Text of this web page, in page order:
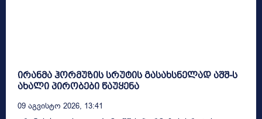
ირანმა ჰორმუზის სრუტის გასახსნელად აშშ-ს
ახალი პირობები წაუყენა
09 Აგვისტო 2026, 13:41